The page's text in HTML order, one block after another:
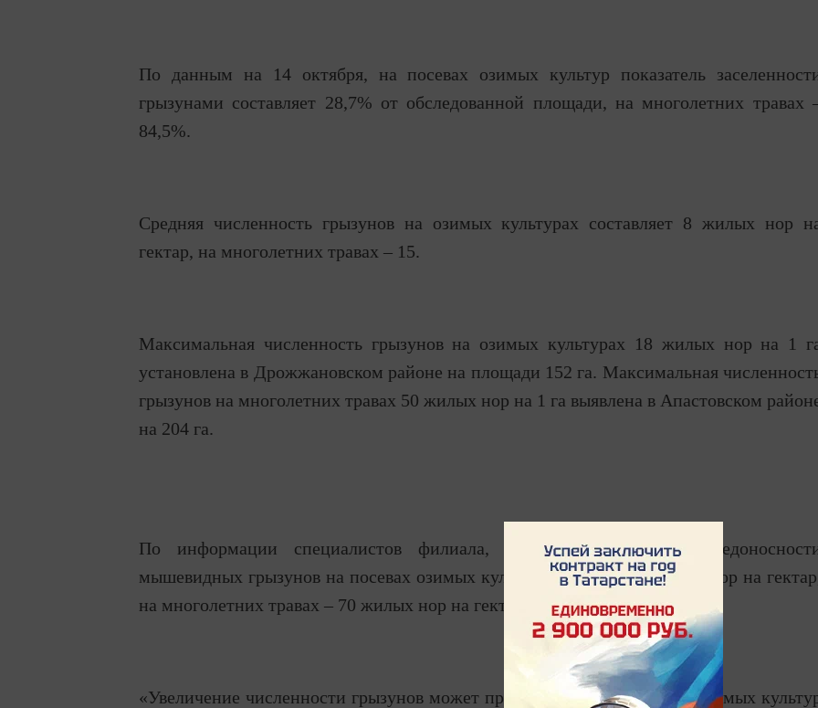
По данным на 14 октября, на посевах озимых культур показатель
грызунами составляет 28,7% от обследованной площади, на многолетних травах
84,5%.
Средняя численность грызунов на озимых культурах составляет 8 жилых нор
гектар, на многолетних травах – 15.
Максимальная численность грызунов на озимых культурах 18 жилых нор на 1
установлена в Дрожжановском районе на площади 152 га. Максимальная
грызунов на многолетних травах 50 жилых нор на 1 га выявлена в Апастовском
на 204 га.
По информации специалистов филиала, экономический порог
мышевидных грызунов на посевах озимых культур, в садах – 30 жилых нор на
на многолетних травах – 70 жилых нор на гектар.
«Увеличение численности грызунов может привести к потере урожая озимых